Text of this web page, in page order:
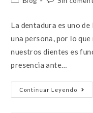
La dentadura es uno
una persona, por lo
nuestros dientes es
presencia ante…
Continuar Leyendo